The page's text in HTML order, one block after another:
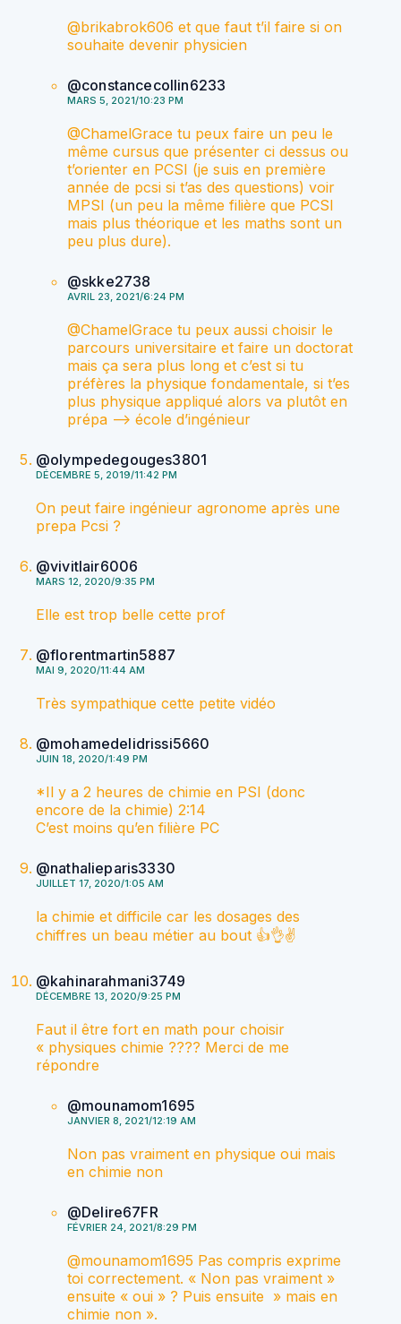
@brikabrok606 et que faut t’il faire si on
souhaite devenir physicien
@constancecollin6233
MARS 5, 2021/10:23 PM
@ChamelGrace tu peux faire un peu le
même cursus que présenter ci dessus ou
t’orienter en PCSI (je suis en première
année de pcsi si t’as des questions) voir
MPSI (un peu la même filière que PCSI
mais plus théorique et les maths sont un
peu plus dure).
@skke2738
AVRIL 23, 2021/6:24 PM
@ChamelGrace tu peux aussi choisir le
parcours universitaire et faire un doctorat
mais ça sera plus long et c’est si tu
préfères la physique fondamentale, si t’es
plus physique appliqué alors va plutôt en
prépa —> école d’ingénieur
@olympedegouges3801
DÉCEMBRE 5, 2019/11:42 PM
On peut faire ingénieur agronome après une
prepa Pcsi ?
@vivitlair6006
MARS 12, 2020/9:35 PM
Elle est trop belle cette prof
@florentmartin5887
MAI 9, 2020/11:44 AM
Très sympathique cette petite vidéo
@mohamedelidrissi5660
JUIN 18, 2020/1:49 PM
*Il y a 2 heures de chimie en PSI (donc
encore de la chimie) 2:14
C’est moins qu’en filière PC
@nathalieparis3330
JUILLET 17, 2020/1:05 AM
la chimie et difficile car les dosages des
chiffres un beau métier au bout 👍👌✌
@kahinarahmani3749
DÉCEMBRE 13, 2020/9:25 PM
Faut il être fort en math pour choisir
« physiques chimie ???? Merci de me
répondre
@mounamom1695
JANVIER 8, 2021/12:19 AM
Non pas vraiment en physique oui mais
en chimie non
@Delire67FR
FÉVRIER 24, 2021/8:29 PM
@mounamom1695 Pas compris exprime
toi correctement. « Non pas vraiment »
ensuite « oui » ? Puis ensuite » mais en
chimie non ».